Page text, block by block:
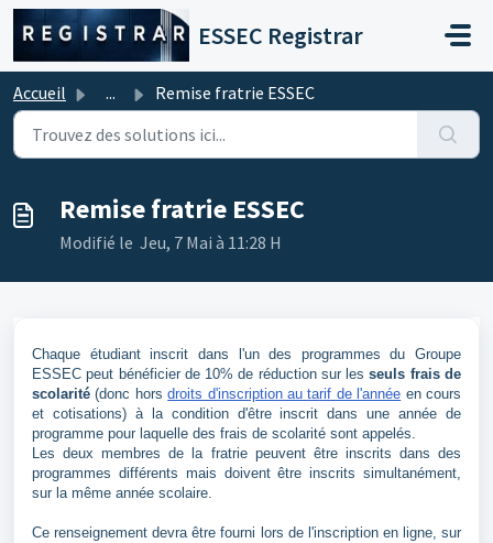
Passer au contenu principal
ESSEC Registrar
Accueil ... Remise fratrie ESSEC
Remise fratrie ESSEC
Modifié le Jeu, 7 Mai à 11:28 H
Chaque étudiant inscrit dans l'un des programmes du Groupe
ESSEC peut bénéficier de 10% de réduction sur lesseuls frais de
scolarité (donc horsdroits d'inscription au tarif de l'année en cours
et cotisations) à la condition d'être inscrit dans une année de
programme pour laquelle des frais de scolarité sont appelés.
Les deux membres de la fratrie peuvent être inscrits dans des
programmes différents mais doivent être inscrits simultanément,
sur la même année scolaire.
Ce renseignement devra être fourni lors de l'inscription en ligne, sur